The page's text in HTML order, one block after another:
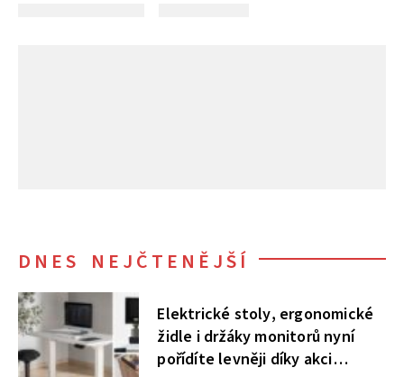
DNES NEJČTENĚJŠÍ
Elektrické stoly, ergonomické
židle i držáky monitorů nyní
pořídíte levněji díky akci